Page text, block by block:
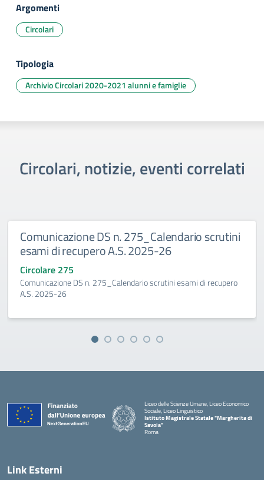
Argomenti
Circolari
Tipologia
Archivio Circolari 2020-2021 alunni e famiglie
Circolari, notizie, eventi correlati
Comunicazione DS n. 275_Calendario scrutini
esami di recupero A.S. 2025-26
Circolare 275
Comunicazione DS n. 275_Calendario scrutini esami di recupero
A.S. 2025-26
Liceo delle Scienze Umane, Liceo Economico
Sociale, Liceo Linguistico
Istituto Magistrale Statale "Margherita di
Savoia"
Roma
Link Esterni